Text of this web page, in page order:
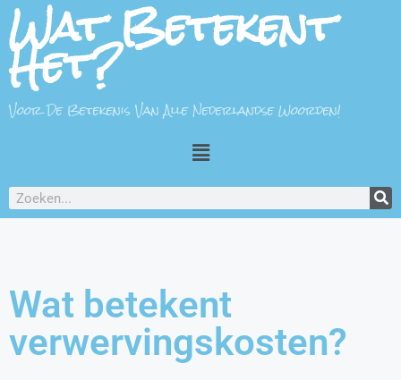
Wat Betekent
Het?
Voor De Betekenis Van Alle Nederlandse Woorden!
Wat betekent
verwervingskosten?